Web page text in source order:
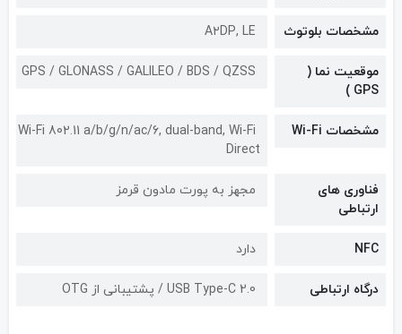
مشخصات بلوتوث A۲DP, LE
موقعیت نما (
GPS )
GPS / GLONASS / GALILEO / BDS / QZSS
مشخصات Wi-Fi
Wi-Fi 802.11 a/b/g/n/ac/6, dual-band, Wi-Fi
Direct
فناوری های
ارتباطی
مجهز به پورت مادون قرمز
NFC دارد
درگاه ارتباطی USB Type-C 2.0 / پشتیبانی از OTG